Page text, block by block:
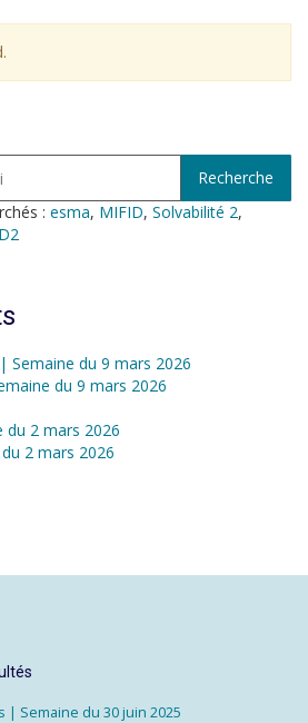
: esma, MIFID, Solvabilité 2,
du 9 mars 2026
du 9 mars 2026
du 2 mars 2026
2 mars 2026
Semaine du 30 juin 2025